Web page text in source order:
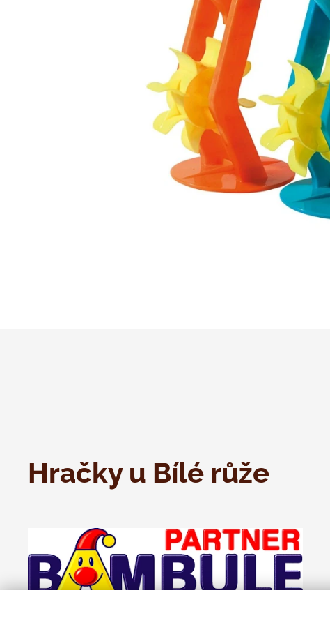
Hračky u Bílé růže